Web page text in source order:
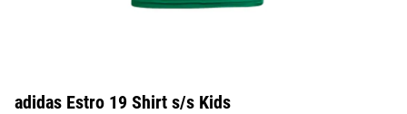
adidas Estro 19 Shirt s/s Kids